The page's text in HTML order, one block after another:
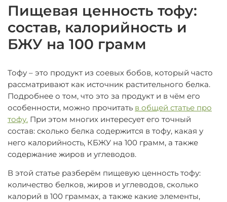
Пищевая ценность тофу:
состав, калорийность и
БЖУ на 100 грамм
Тофу – это продукт из соевых бобов, который часто
рассматривают как источник растительного белка.
Подробнее о том, что это за продукт и в чём его
особенности, можно прочитать в общей статье про
тофу. При этом многих интересует его точный
состав: сколько белка содержится в тофу, какая у
него калорийность, КБЖУ на 100 грамм, а также
содержание жиров и углеводов.
В этой статье разберём пищевую ценность тофу:
количество белков, жиров и углеводов, сколько
калорий в 100 граммах, а также какие элементы,